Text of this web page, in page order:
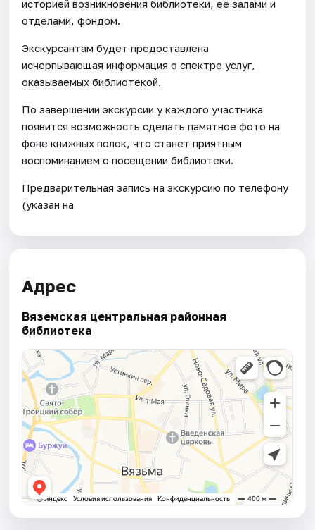
историей возникновения библиотеки, её залами и
отделами, фондом.
Экскурсантам будет предоставлена
исчерпывающая информация о спектре услуг,
оказываемых библиотекой.
По завершении экскурсии у каждого участника
появится возможность сделать памятное фото на
фоне книжных полок, что станет приятным
воспоминанием о посещении библиотеки.
Предварительная запись на экскурсию по телефону
(указан на
Адрес
Вяземская центральная районная
библиотека